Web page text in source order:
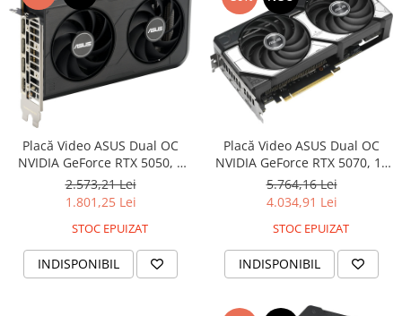
Placă Video ASUS Dual OC
NVIDIA GeForce RTX 5050, 8
GB GDDR6, PCIe 5.0, 128 bit,
Black
2.573,21 Lei
1.801,25 Lei
STOC EPUIZAT
INDISPONIBIL
Placă Video ASUS Dual OC
NVIDIA GeForce RTX 5070, 12
GB GDDR7, PCIe 5.0, 192 bit,
Black
5.764,16 Lei
4.034,91 Lei
STOC EPUIZAT
INDISPONIBIL